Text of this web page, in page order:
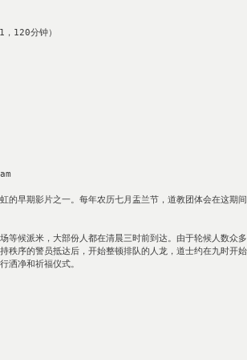
，120分钟）
的早期影片之一。每年农历七月盂兰节，道教团体会在这期
等候派米，大部份人都在清晨三时前到达。由于轮候人数众
秩序的警员抵达后，开始整顿排队的人龙，道士约在九时开
洒净和祈福仪式。